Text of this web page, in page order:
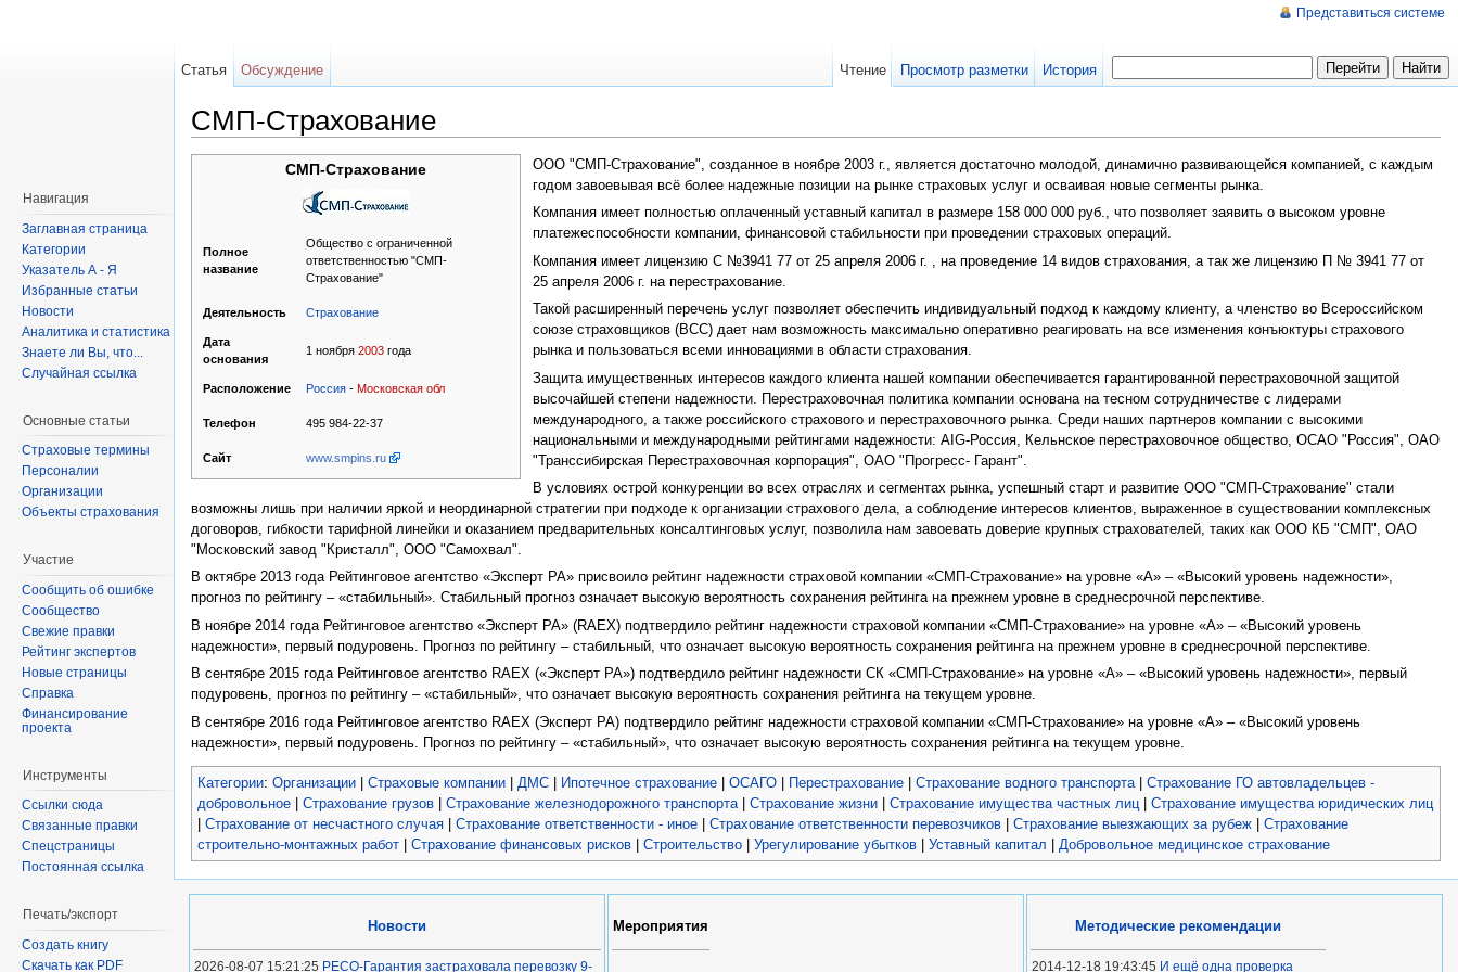
СМП-Страхование
СМП-Страхование
Полное
название
Общество с ограниченной
ответственностью "СМП-
Страхование"
Деятельность Страхование
Дата
основания
1 ноября 2003года
Расположение Россия- Московская обл
Телефон 495 984-22-37
Сайт www.smpins.ru
ООО "СМП-Стрaхование", созданное в ноябре 2003 г., является достаточно молодой, динамично развивающейся компанией, с каждым
годом завоевывая всё более надежные позиции на рынке страховых услуг и осваивая новые сегменты рынка.
Компания имеет полностью оплаченный уставный капитал в размере 158 000 000 руб., что позволяет заявить о высоком уровне
платежеспособности компании, финансовой стабильности при проведении страховых операций.
Компания имеет лицензию С №3941 77 от 25 апреля 2006 г. , на проведение 14 видов страхования, а так же лицензию П № 3941 77 от
25 апреля 2006 г. на перестрахование.
Такой расширенный перечень услуг позволяет обеспечить индивидуальный подход к каждому клиенту, а членство во Всероссийском
союзе страховщиков (ВСС) дает нам возможность максимально оперативно реагировать на все изменения конъюктуры страхового
рынка и пользоваться всеми инновациями в области страхования.
Защита имущественных интересов каждого клиента нашей компании обеспечивается гарантированной перестраховочной защитой
высочайшей степени надежности. Перестраховочная политика компании основана на тесном сотрудничестве с лидерами
международного, а также российского страхового и перестраховочного рынка. Среди наших партнеров компании с высокими
национальными и международными рейтингами надежности: AIG-Россия, Кельнское перестраховочное общество, ОСАО "Россия", ОАО
"Транссибирская Перестраховочная корпорация", ОАО "Прогресс- Гарант".
В условиях острой конкуренции во всех отраслях и сегментах рынка, успешный старт и развитие ООО "СМП-Страхование" стали
возможны лишь при наличии яркой и неординарной стратегии при подходе к организации страхового дела, а соблюдение интересов клиентов, выраженное в существовании комплексных
договоров, гибкости тарифной линейки и оказанием предварительных консалтинговых услуг, позволила нам завоевать доверие крупных страхователей, таких как ООО КБ "СМП", ОАО
"Московский завод "Кристалл", ООО "Самохвал".
В октябре 2013 года Рейтинговое агентство «Эксперт РА» присвоило рейтинг надежности страховой компании «СМП-Страхование» на уровне «А» – «Высокий уровень надежности»,
прогноз по рейтингу – «стабильный». Стабильный прогноз означает высокую вероятность сохранения рейтинга на прежнем уровне в среднесрочной перспективе.
В ноябре 2014 года Рейтинговое агентство «Эксперт РА» (RAEX) подтвердило рейтинг надежности страховой компании «СМП-Страхование» на уровне «А» – «Высокий уровень
надежности», первый подуровень. Прогноз по рейтингу – стабильный, что означает высокую вероятность сохранения рейтинга на прежнем уровне в среднесрочной перспективе.
В сентябре 2015 года Рейтинговое агентство RAEX («Эксперт РА») подтвердило рейтинг надежности СК «СМП-Страхование» на уровне «А» – «Высокий уровень надежности», первый
подуровень, прогноз по рейтингу – «стабильный», что означает высокую вероятность сохранения рейтинга на текущем уровне.
В сентябре 2016 года Рейтинговое агентство RAEX (Эксперт РА) подтвердило рейтинг надежности страховой компании «СМП-Страхование» на уровне «А» – «Высокий уровень
надежности», первый подуровень. Прогноз по рейтингу – «стабильный», что означает высокую вероятность сохранения рейтинга на текущем уровне.
Категории: Организации Страховые компании ДМС Ипотечное страхование ОСАГО Перестрахование Страхование водного транспорта| Страхование ГО автовладельцев -
добровольное
Страхование грузов Страхование железнодорожного транспорта| Страхование жизни Страхование имущества частных лиц| Страхование имущества юридических лиц
Страхование от несчастного случая Страхование ответственности - иное Страхование ответственности перевозчиков Страхование выезжающих за рубеж
Страхование
строительно-монтажных работ
Страхование финансовых рисков Строительство Урегулирование убытков Уставный капитал Добровольное медицинское страхование
Представиться системе
Статья Обсуждение Чтение Просмотр разметки История
Навигация
Заглавная страница
Категории
Указатель А - Я
Избранные статьи
Новости
Аналитика и статистика
Знаете ли Вы, что...
Случайная ссылка
Основные статьи
Страховые термины
Персоналии
Организации
Объекты страхования
Участие
Сообщить об ошибке
Сообщество
Свежие правки
Рейтинг экспертов
Новые страницы
Справка
Финансирование
проекта
Инструменты
Ссылки сюда
Связанные правки
Спецстраницы
Постоянная ссылка
Печать/экспорт
Создать книгу
Скачать как PDF
Новости
2026-08-07 15:21:25 РЕСО-Гарантия застраховала перевозку 9-
Мероприятия Методические рекомендации
2014-12-18 19:43:45 И ещё одна проверка